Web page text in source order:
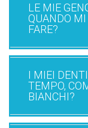
LE MIE
QUANDO MI
FARE?
I MIEI
TEMPO,
BIANCHI?